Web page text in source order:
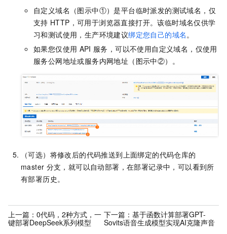
自定义域名（图示中①）是平台临时派发的测试域名，仅
支持 HTTP，可用于浏览器直接打开。该临时域名仅供学
习和测试使用，生产环境建议绑定您自己的域名。
如果您仅使用 API 服务，可以不使用自定义域名，仅使用
服务公网地址或服务内网地址（图示中②）。
（可选）将修改后的代码推送到上面绑定的代码仓库的
master 分支，就可以自动部署，在部署记录中，可以看到所
有部署历史。
上一篇： 0代码，2种方式，一
键部署DeepSeek系列模型
下一篇： 基于函数计算部署GPT-
Sovits语音生成模型实现AI克隆声音